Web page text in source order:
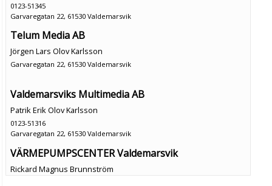
0123-51345
Garvaregatan 22, 61530 Valdemarsvik
Telum Media AB
Jörgen Lars Olov Karlsson
Garvaregatan 22, 61530 Valdemarsvik
Valdemarsviks Multimedia AB
Patrik Erik Olov Karlsson
0123-51316
Garvaregatan 22, 61530 Valdemarsvik
VÄRMEPUMPSCENTER Valdemarsvik
Rickard Magnus Brunnström